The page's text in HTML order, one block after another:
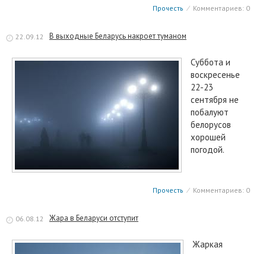
Прочесть ⁄ Комментариев: 0
22.09.12 В выходные Беларусь накроет туманом
Суббота и
воскресенье
22-23
сентября не
побалуют
белорусов
хорошей
погодой.
Прочесть ⁄ Комментариев: 0
06.08.12 Жара в Беларуси отступит
Жаркая